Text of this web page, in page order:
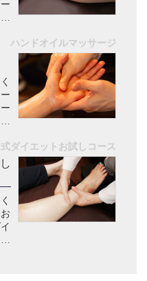
ハンドオイルマッサージ
ダイエットお試しコース